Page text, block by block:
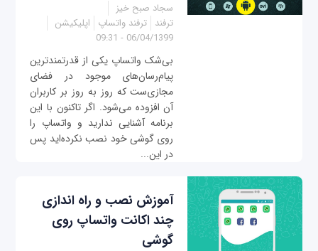
سجاد صبح خیز
ترفند ترفند واتساپ
اپلیکیشن
06/04/1399 - 09:31
بی‌شک واتساپ یکی از قدرتمندترین
پیام‌رسان‌های موجود در فضای
مجازی‌ست که روز به روز بر کاربران
آن افزوده می‌شود. اگر تاکنون با این
برنامه آشنایی ندارید و واتساپ را
روی گوشی خود نصب نکرده‌اید پس
در این...
آموزش نصب و راه اندازی
چند اکانت واتساپ روی
گوشی